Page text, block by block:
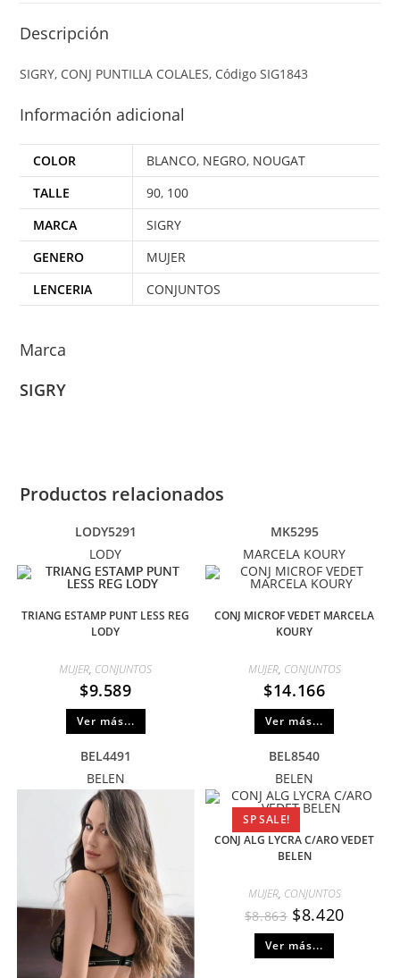
Descripción
SIGRY, CONJ PUNTILLA COLALES, Código SIG1843
Información adicional
COLOR BLANCO, NEGRO, NOUGAT
TALLE
90, 100
MARCA
SIGRY
GENERO
MUJER
LENCERIA
CONJUNTOS
Marca
SIGRY
Productos relacionados
LODY5291
LODY
TRIANG ESTAMP PUNT LESS REG
LODY
MUJER, CONJUNTOS
$9.589
Ver más...
MK5295
MARCELA KOURY
CONJ MICROF VEDET MARCELA
KOURY
MUJER, CONJUNTOS
$14.166
Ver más...
BEL4491
BELEN
BEL8540
BELEN
SP SALE!
CONJ ALG LYCRA C/ARO VEDET
BELEN
MUJER, CONJUNTOS
$8.863 $8.420
Ver más...